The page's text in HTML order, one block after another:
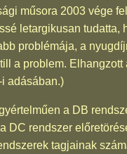
műsora 2003 vége
letargikusan tudatta,
problémája, a
a problem.
adásában.)
a DB
DC rendszer
tagjainak